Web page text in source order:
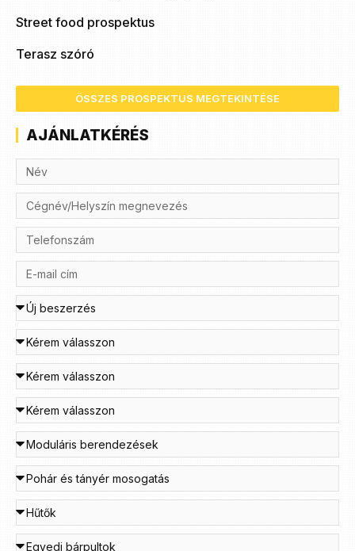
Street food prospektus
Terasz szóró
ÖSSZES PROSPEKTUS MEGTEKINTÉSE
AJÁNLATKÉRÉS